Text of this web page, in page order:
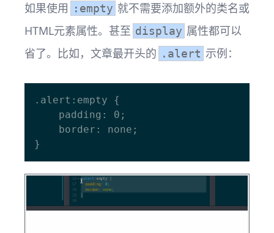
如果使用 :empty 就不需要添加额外的类名或
HTML元素属性。甚至 display 属性都可以
省了。比如，文章最开头的 .alert 示例：
.alert:empty {